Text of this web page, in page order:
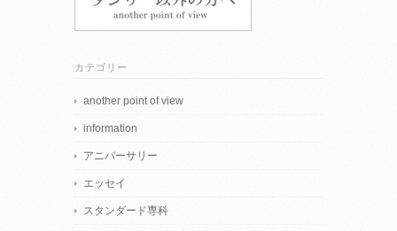
カテゴリー
another point of view
information
アニバーサリー
エッセイ
スタンダード専科